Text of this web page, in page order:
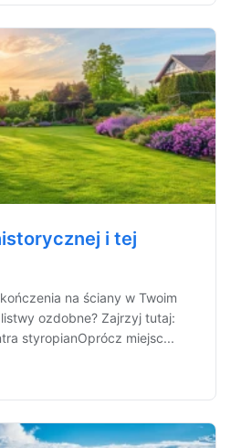
i tej
na ściany w Twoim
ozdobne? Zajrzyj tutaj:
styropianOprócz miejsc...